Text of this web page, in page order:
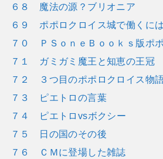
６８ 魔法の源？ブリオニア
６９ ポポロクロイス城で働くに
７０ ＰＳｏｎｅＢｏｏｋｓ版ポ
７１ ガミガミ魔王と知恵の王冠
７２ ３つ目のポポロクロイス物
７３ ピエトロの言葉
７４ ピエトロvsボクシー
７５ 日の国のその後
７６ ＣＭに登場した雑誌